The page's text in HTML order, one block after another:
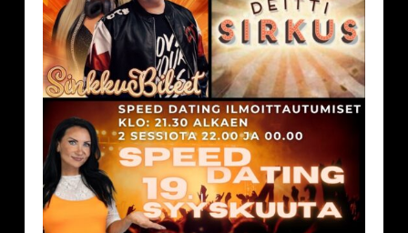
Deittisirkus
Speed
Dating,
Tulisuudelma/Hotelli
Vantaalla